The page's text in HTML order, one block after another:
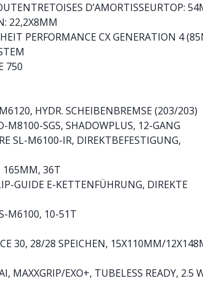
D’AMORTISSEURTOP:
22,2X8MM
PERFORMANCE CX GENERATION 4
750
HYDR. SCHEIBENBREMSE (203/203)
M8100-SGS, SHADOWPLUS, 12-GANG
SL-M6100-IR, DIREKTBEFESTIGUNG,
165MM, 36T
GUIDE E-KETTENFÜHRUNG, DIREKTE
M6100, 10-51T
30, 28/28 SPEICHEN, 15X110MM/
MAXXGRIP/EXO+, TUBELESS READY, 2.5